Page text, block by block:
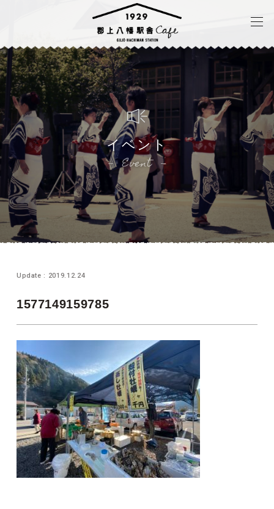
イベント
Event
Update : 2019.12.24
1577149159785